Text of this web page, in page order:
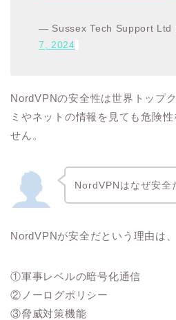
— Sussex Tech Support Ltd
7, 2024
NordVPNの安全性は世界トップ
ミやネットの情報を見ても危険
せん。
NordVPNはなぜ安全
NordVPNが安全だという理由は
①軍事レベルの暗号化通信
②ノーログポリシー
③脅威対策機能